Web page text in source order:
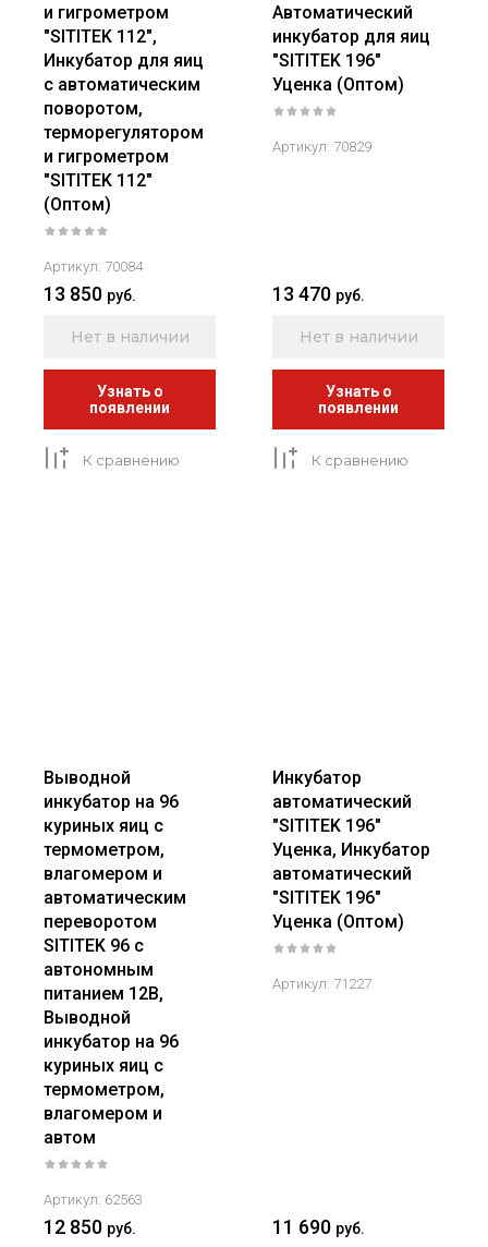
и гигрометром
"SITITEK 112",
Инкубатор для яиц
с автоматическим
поворотом,
терморегулятором
и гигрометром
"SITITEK 112"
(Оптом)
Артикул: 70084
13 850 руб.
Нет в наличии
Узнать о
появлении
К сравнению
Автоматический
инкубатор для яиц
"SITITEK 196"
Уценка (Оптом)
Артикул: 70829
13 470 руб.
Нет в наличии
Узнать о
появлении
К сравнению
Выводной
инкубатор на 96
куриных яиц с
термометром,
влагомером и
автоматическим
переворотом
SITITEK 96 с
автономным
питанием 12В,
Выводной
инкубатор на 96
куриных яиц с
термометром,
влагомером и
автом
Артикул: 62563
12 850 руб.
Инкубатор
автоматический
"SITITEK 196"
Уценка, Инкубатор
автоматический
"SITITEK 196"
Уценка (Оптом)
Артикул: 71227
11 690 руб.